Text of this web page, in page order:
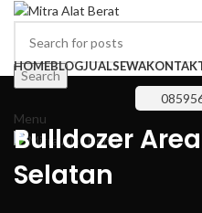
Search
Menu
HOMEBLOGJUALSEWAKONTAK
Bulldozer
Selatan